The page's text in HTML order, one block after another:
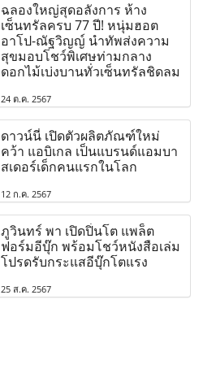
ฉลองใหญ่สุดอลังการ ห้าง
เซ็นทรัลครบ 77 ปี! หนุ่มฮอต
อาโป-ณัฐวิญญ์ นำทัพส่งความ
สุขมอบโชว์พิเศษท่ามกลาง
ดอกไม้เบ่งบานทั่วเซ็นทรัลชิดลม
24 ต.ค. 2567
ดาวน์นี่ เปิดตัวผลิตภัณฑ์ใหม่
คว้า แอบิเกล เป็นแบรนด์แอมบา
สเดอร์เด็กคนแรกในโลก
12 ก.ค. 2567
ภูวินทร์ พา เปิดปิ่นโต แพล็ต
ฟอร์มอีบุ๊ก พร้อมโชว์หนังสือเล่ม
โปรดรับกระแสอีบุ๊กโตแรง
25 ส.ค. 2567